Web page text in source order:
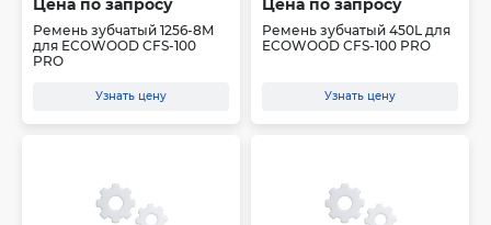
Цена по запросу
Ремень зубчатый 1256-8M
для ECOWOOD CFS-100
PRO
Узнать цену
Цена по запросу
Ремень зубчатый 450L для
ECOWOOD CFS-100 PRO
Узнать цену